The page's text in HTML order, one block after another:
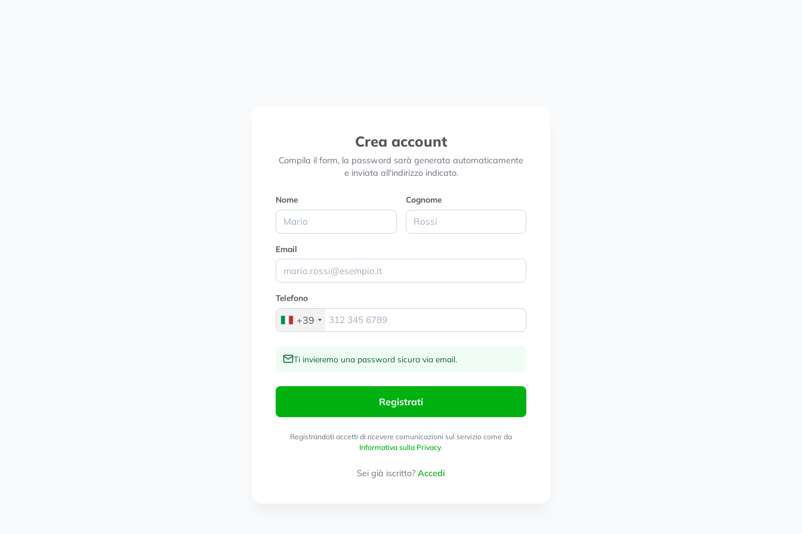
Crea account
Compila il form, la password sarà generata automaticamente
e inviata all'indirizzo indicato.
Nome Cognome
Email
Telefono
+39
Ti invieremo una password sicura via email.
Registrati
Registrandoti accetti di ricevere comunicazioni sul servizio come da
Informativa sulla Privacy.
Sei già iscritto? Accedi